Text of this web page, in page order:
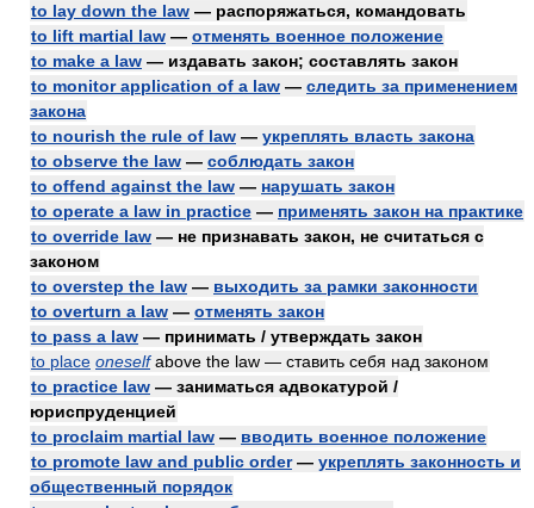
to lay down the law — распоряжаться, командовать
to lift martial law — отменять военное положение
to make a law — издавать закон; составлять закон
to monitor application of a law — следить за применением
закона
to nourish the rule of law — укреплять власть закона
to observe the law — соблюдать закон
to offend against the law — нарушать закон
to operate a law in practice — применять закон на практике
to override law — не признавать закон, не считаться с
законом
to overstep the law — выходить за рамки законности
to overturn a law — отменять закон
to pass a law — принимать / утверждать закон
to place oneselfabove the law — ставить себя над законом
to practice law — заниматься адвокатурой /
юриспруденцией
to proclaim martial law — вводить военное положение
to promote law and public order— укреплять законность и
общественный порядок